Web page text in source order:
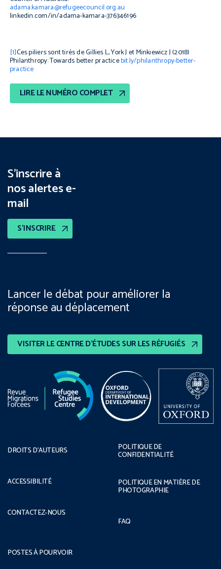
adama.kamara@refugeecouncil.org.au
linkedin.com/in/adama-kamara-376346196
[1]Ces piliers sont tirés de Gillies L, York J et Minkiewicz J (2018)
Philanthropy:Towards better practicebit.ly/philanthropy-better-
practice
LIRE LE NUMÉRO COMPLET
S’inscrire à
nos alertes e-
mail
S’INSCRIRE
VISITER LE CENTRE D’ÉTUDES SUR LES RÉFUGIÉS
Lancer le débat pour améliorer la
réponse au déplacement
DROITS D’AUTEURS
ACCESSIBILITÉ
CONTACTEZ-NOUS
POLITIQUE DE
CONFIDENTIALITÉ
POLITIQUE EN MATIÈRE DE
PHOTOGRAPHIE
FAQ
POSTES À POURVOIR